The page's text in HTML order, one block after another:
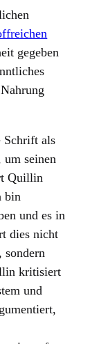
gegeben
Schrift als
um seinen
Quillin
bin
und es in
dies nicht
kritisiert
und